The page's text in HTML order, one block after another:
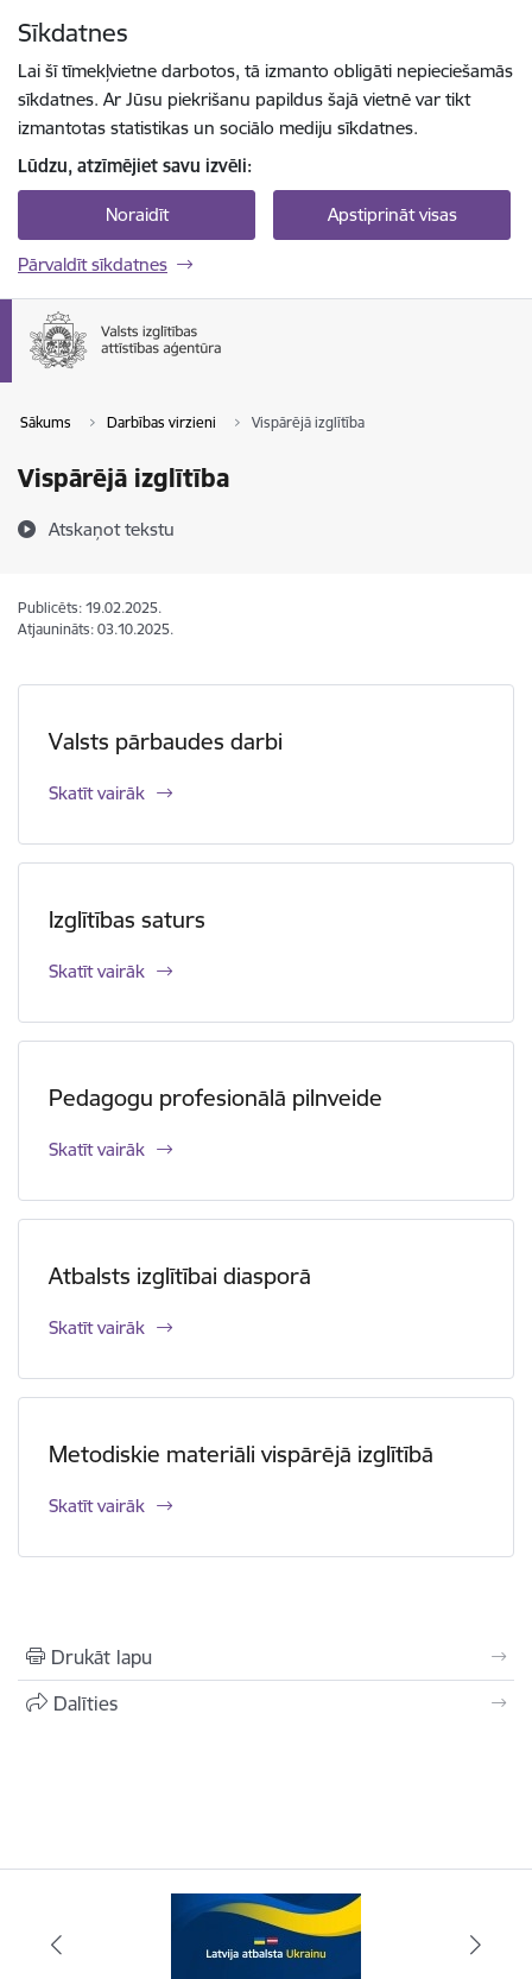
Sīkdatnes
Lai šī tīmekļvietne darbotos, tā izmanto obligāti nepieciešamās
sīkdatnes. Ar Jūsu piekrišanu papildus šajā vietnē var tikt
izmantotas statistikas un sociālo mediju sīkdatnes.
Lūdzu, atzīmējiet savu izvēli:
Noraidīt Apstiprināt visas
Pārvaldīt sīkdatnes
Sākums Darbības virzieni Vispārējā izglītība
Vispārējā izglītība
Atskaņot tekstu
Publicēts: 19.02.2025.
Atjaunināts: 03.10.2025.
Valsts pārbaudes darbi
Skatīt vairāk
Izglītības saturs
Skatīt vairāk
Pedagogu profesionālā pilnveide
Skatīt vairāk
Atbalsts izglītībai diasporā
Skatīt vairāk
Metodiskie materiāli vispārējā izglītībā
Skatīt vairāk
Drukāt lapu
Dalīties